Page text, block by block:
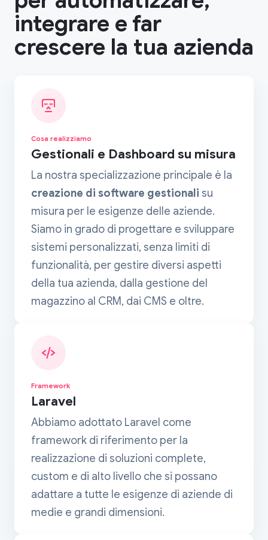
integrare e far
crescere la tua azienda
Cosa realizziamo
Gestionali e Dashboard su misura
La nostra specializzazione principale è la
creazione di software gestionali su
misura per le esigenze delle aziende.
Siamo in grado di progettare e sviluppare
sistemi personalizzati, senza limiti di
funzionalità, per gestire diversi aspetti
della tua azienda, dalla gestione del
magazzino al CRM, dai CMS e oltre.
Framework
Laravel
Abbiamo adottato Laravel come
framework di riferimento per la
realizzazione di soluzioni complete,
custom e di alto livello che si possano
adattare a tutte le esigenze di aziende di
medie e grandi dimensioni.